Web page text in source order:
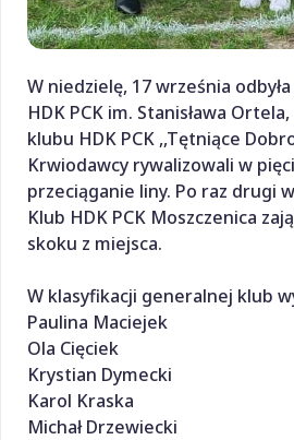
W niedzielę, 17 września
HDK PCK im. Stanisława
klubu HDK PCK ,,Tętniące
Krwiodawcy rywalizowali w
przeciąganie liny. Po raz drugi
Klub HDK PCK Moszczenica
skoku z miejsca.
W klasyfikacji generalnej klub
Paulina Maciejek
Ola Cięciek
Krystian Dymecki
Karol Kraska
Michał Drzewiecki